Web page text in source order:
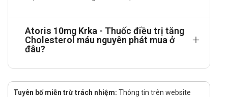
Bệnh nhân tăng Cholesterol máu nguyên phát.
Người bị rối loạn Betalipoprotein máu mà không đáp
ứng đầy đủ với chế độ ăn.
Cách dùng – liều dùng của Atoris 10mg
Liều dùng:
Atoris 10mg Krka - Thuốc điều trị tăng
Cholesterol máu nguyên phát mua ở
đâu?
Tuyên bố miễn trừ trách nhiệm: Thông tin trên website